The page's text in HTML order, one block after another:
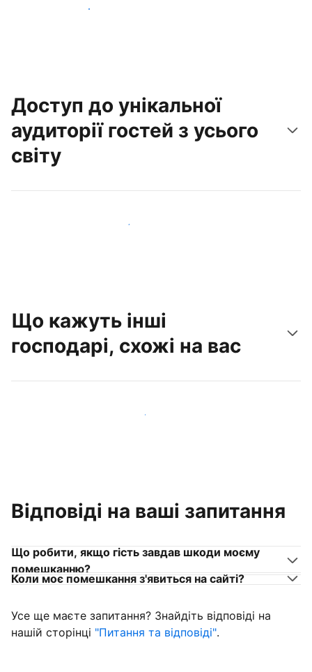
Розпочати вже сьогодні
Доступ до унікальної
аудиторії гостей з усього
світу
Привабити нових гостей вже сьогодні
Що кажуть інші
господарі, схожі на вас
Приєднуйтеся до господарів, схожих на вас
Відповіді на ваші запитання
Що робити, якщо гість завдав шкоди моєму
помешканню?
Коли моє помешкання з'явиться на сайті?
Усе ще маєте запитання? Знайдіть відповіді на
нашій сторінці "Питання та відповіді".